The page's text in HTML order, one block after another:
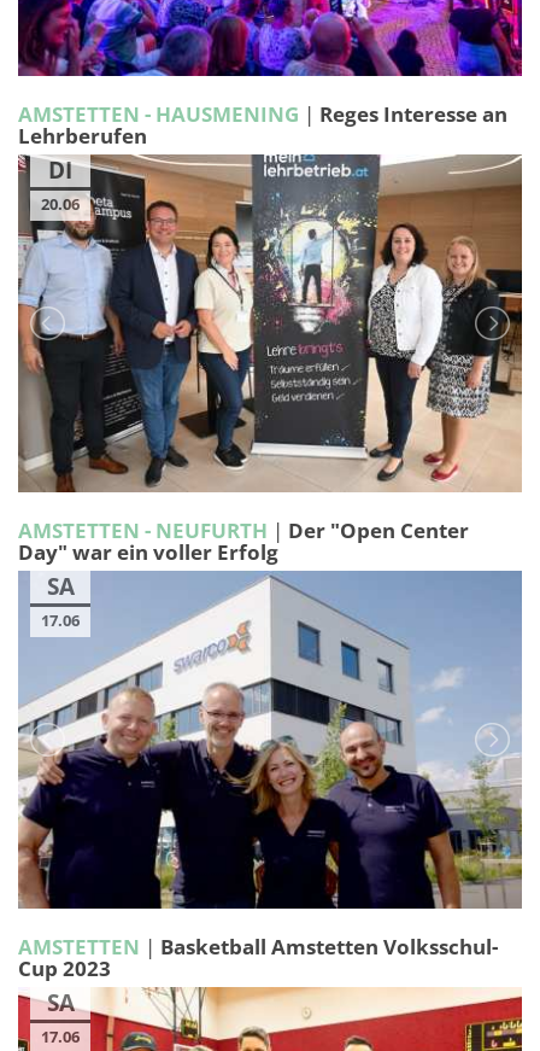
AMSTETTEN - HAUSMENING | Reges Interesse an
Lehrberufen
DI
20.06
AMSTETTEN - NEUFURTH | Der "Open Center
Day" war ein voller Erfolg
SA
17.06
AMSTETTEN | Basketball Amstetten Volksschul-
Cup 2023
SA
17.06